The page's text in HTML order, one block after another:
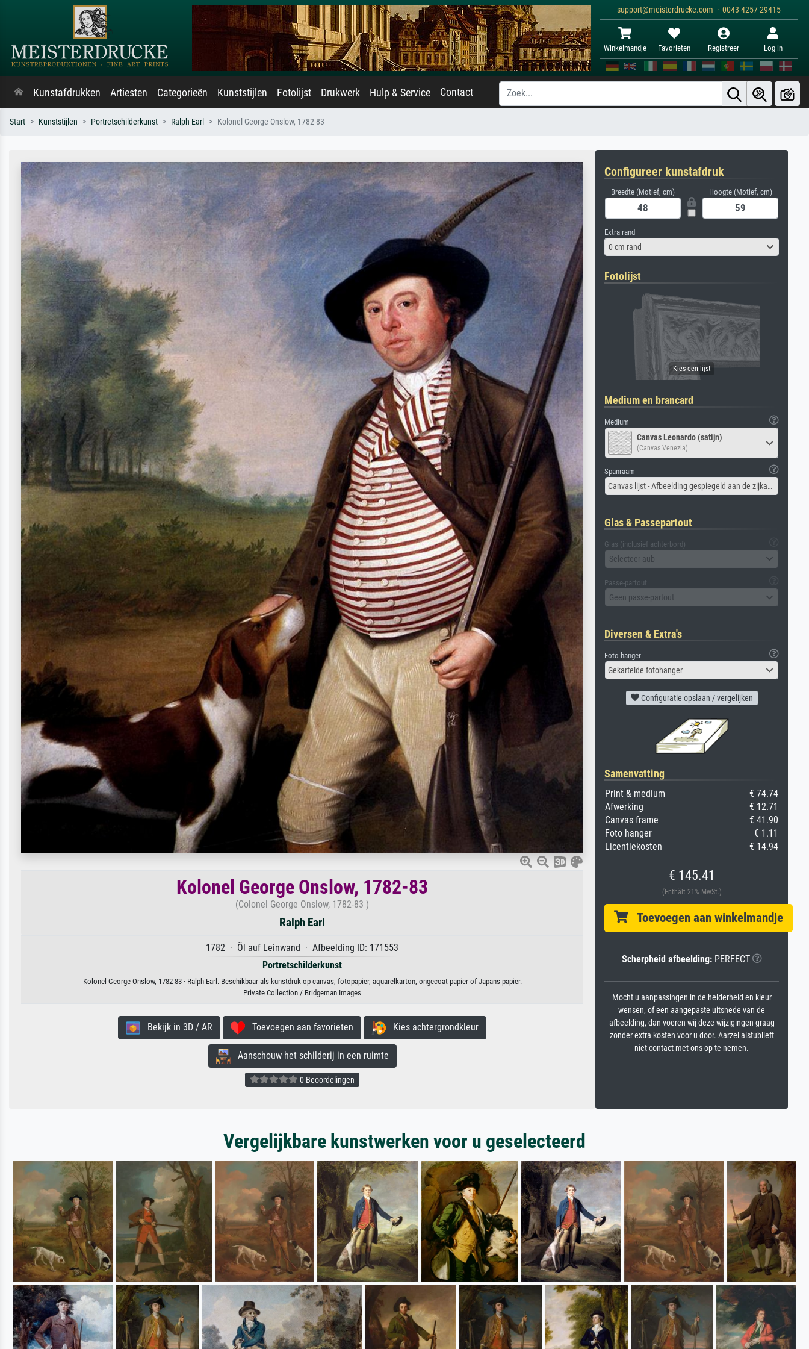
support@meisterdrucke.com · 0043 4257 29415
Winkelmandje Favorieten Registreer Log in
Kunstafdrukken Artiesten Categorieën Kunststijlen Fotolijst Drukwerk Hulp & Service Contact
Start Kunststijlen Portretschilderkunst Ralph Earl Kolonel George Onslow, 1782-83
Kolonel George Onslow, 1782-83
(Colonel George Onslow, 1782-83 )
Ralph Earl
1782 · Öl auf Leinwand · Afbeelding ID: 171553
Portretschilderkunst
Kolonel George Onslow, 1782-83 · Ralph Earl. Beschikbaar als kunstdruk op canvas, fotopapier, aquarelkarton, ongecoat papier of Japans papier.
Private Collection / Bridgeman Images
Bekijk in 3D / AR Toevoegen aan favorieten Kies achtergrondkleur
Aanschouw het schilderij in een ruimte
0 Beoordelingen
Configureer kunstafdruk
Breedte (Motief, cm) Hoogte (Motief, cm)
Extra rand
0 cm rand
Fotolijst
Medium en brancard
Medium
Canvas Leonardo (satijn)
(Canvas Venezia)
Spanraam
Canvas lijst - Afbeelding gespiegeld aan de zijkant
Glas & Passepartout
Glas (inclusief achterbord)
Selecteer aub
Passe-partout
Geen passe-partout
Diversen & Extra's
Foto hanger
Gekartelde fotohanger
Configuratie opslaan / vergelijken
Samenvatting
Print & medium
€ 74.74
Afwerking
€ 12.71
Canvas frame
€ 41.90
Foto hanger
€ 1.11
Licentiekosten
€ 14.94
€ 145.41
(Enthält 21% MwSt.)
Toevoegen aan winkelmandje
Scherpheid afbeelding:PERFECT
Mocht u aanpassingen in de helderheid en kleur
wensen, of een aangepaste uitsnede van de
afbeelding, dan voeren wij deze wijzigingen graag
zonder extra kosten voor u door. Aarzel alstublieft
niet contact met ons op te nemen.
Vergelijkbare kunstwerken voor u geselecteerd